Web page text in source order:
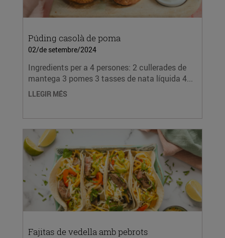
Púding casolà de poma
02/de setembre/2024
Ingredients per a 4 persones: 2 cullerades de
mantega 3 pomes 3 tasses de nata líquida 4...
LLEGIR MÉS
Fajitas de vedella amb pebrots